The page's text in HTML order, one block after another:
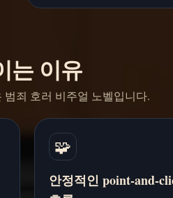
는 이유
죄 호러 비주얼 노벨입니다.
🧩
안정적인 point-and-